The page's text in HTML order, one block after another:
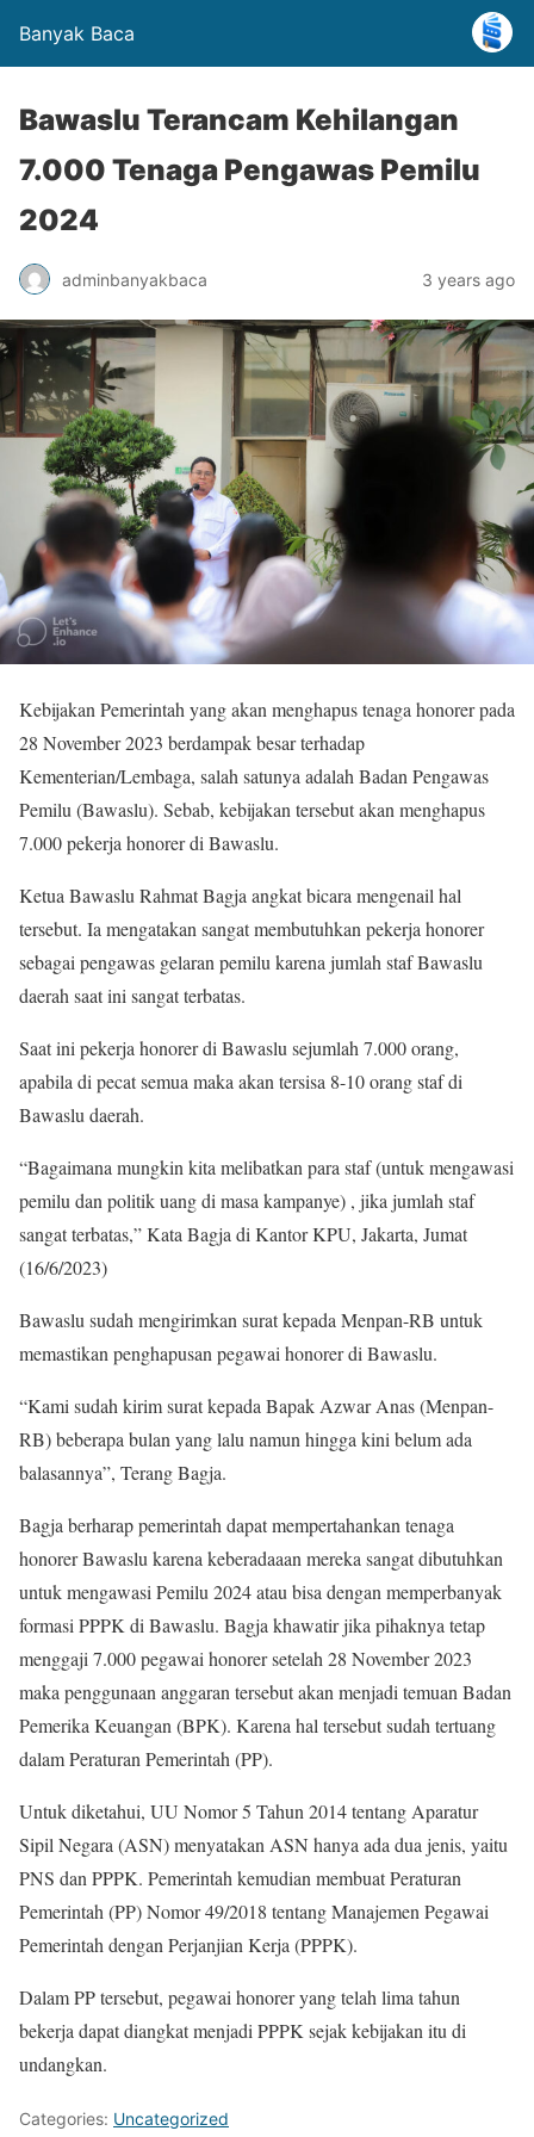
Banyak Baca
Bawaslu Terancam Kehilangan
7.000 Tenaga Pengawas Pemilu
2024
adminbanyakbaca 3 years ago
Kebijakan Pemerintah yang akan menghapus tenaga honorer pada
28 November 2023 berdampak besar terhadap
Kementerian/Lembaga, salah satunya adalah Badan Pengawas
Pemilu (Bawaslu). Sebab, kebijakan tersebut akan menghapus
7.000 pekerja honorer di Bawaslu.
Ketua Bawaslu Rahmat Bagja angkat bicara mengenail hal
tersebut. Ia mengatakan sangat membutuhkan pekerja honorer
sebagai pengawas gelaran pemilu karena jumlah staf Bawaslu
daerah saat ini sangat terbatas.
Saat ini pekerja honorer di Bawaslu sejumlah 7.000 orang,
apabila di pecat semua maka akan tersisa 8-10 orang staf di
Bawaslu daerah.
“Bagaimana mungkin kita melibatkan para staf (untuk mengawasi
pemilu dan politik uang di masa kampanye) , jika jumlah staf
sangat terbatas,” Kata Bagja di Kantor KPU, Jakarta, Jumat
(16/6/2023)
Bawaslu sudah mengirimkan surat kepada Menpan-RB untuk
memastikan penghapusan pegawai honorer di Bawaslu.
“Kami sudah kirim surat kepada Bapak Azwar Anas (Menpan-
RB) beberapa bulan yang lalu namun hingga kini belum ada
balasannya”, Terang Bagja.
Bagja berharap pemerintah dapat mempertahankan tenaga
honorer Bawaslu karena keberadaaan mereka sangat dibutuhkan
untuk mengawasi Pemilu 2024 atau bisa dengan memperbanyak
formasi PPPK di Bawaslu. Bagja khawatir jika pihaknya tetap
menggaji 7.000 pegawai honorer setelah 28 November 2023
maka penggunaan anggaran tersebut akan menjadi temuan Badan
Pemerika Keuangan (BPK). Karena hal tersebut sudah tertuang
dalam Peraturan Pemerintah (PP).
Untuk diketahui, UU Nomor 5 Tahun 2014 tentang Aparatur
Sipil Negara (ASN) menyatakan ASN hanya ada dua jenis, yaitu
PNS dan PPPK. Pemerintah kemudian membuat Peraturan
Pemerintah (PP) Nomor 49/2018 tentang Manajemen Pegawai
Pemerintah dengan Perjanjian Kerja (PPPK).
Dalam PP tersebut, pegawai honorer yang telah lima tahun
bekerja dapat diangkat menjadi PPPK sejak kebijakan itu di
undangkan.
Categories: Uncategorized